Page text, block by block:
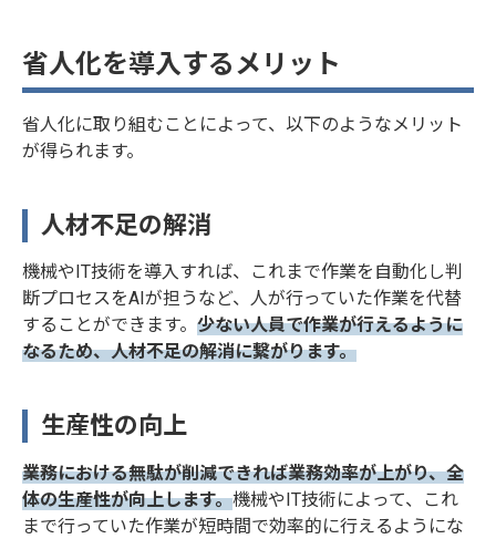
業では、ど
をされてい
まざまな角
度から取組
みを行う必
です。 今回
は、働き方
改革に伴
省人化を導入するメリット
省人化に取り組むことによって、以下のようなメリット
が得られます。
人材不足の解消
機械やIT技術を導入すれば、これまで作業を自動化し判
断プロセスをAIが担うなど、人が行っていた作業を代替
することができます。 少ない人員で作業が行えるように
なるため、人材不足の解消に繋がります。
生産性の向上
業務における無駄が削減できれば業務効率が上がり、全
体の生産性が向上します。機械やIT技術によって、これ
まで行っていた作業が短時間で効率的に行えるようにな